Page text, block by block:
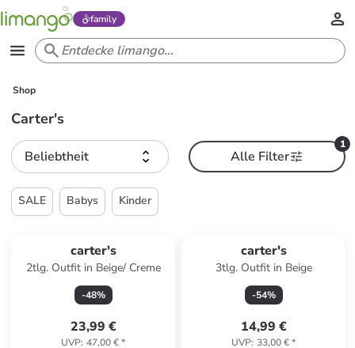
family
Shop
Carter's
Beliebtheit
1
Alle Filter
SALE Babys Kinder
carter's
2tlg. Outfit in Beige/ Creme
-48%
23,99 €
UVP: 47,00 €*
carter's
3tlg. Outfit in Beige
-54%
14,99 €
UVP: 33,00 €*